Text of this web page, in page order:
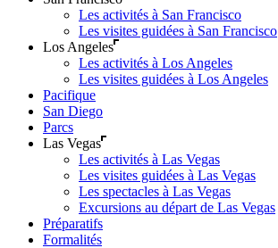
Les activités à San Francisco
Les visites guidées à San Francisco
Los Angeles
Les activités à Los Angeles
Les visites guidées à Los Angeles
Pacifique
San Diego
Parcs
Las Vegas
Les activités à Las Vegas
Les visites guidées à Las Vegas
Les spectacles à Las Vegas
Excursions au départ de Las Vegas
Préparatifs
Formalités